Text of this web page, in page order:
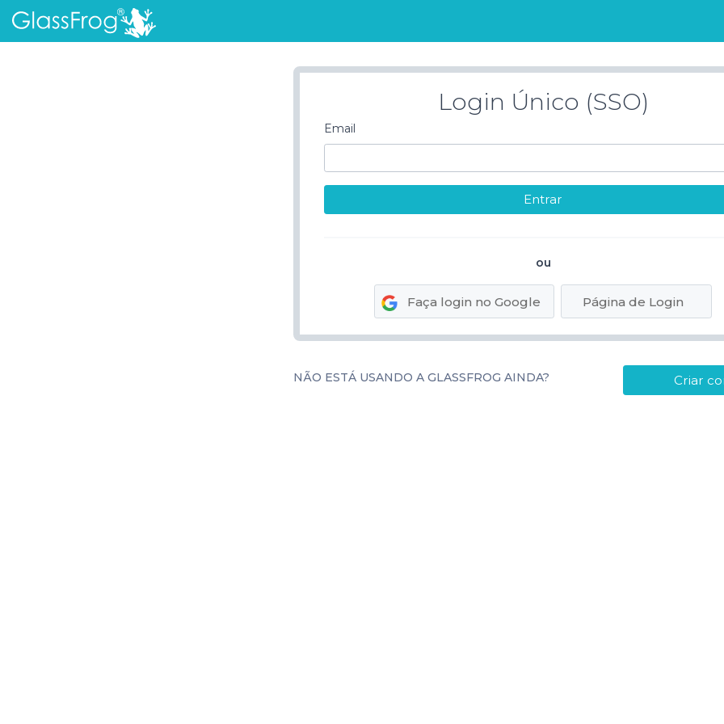
Login Único (SSO)
Email
ou
Faça login no Google Página de Login
NÃO ESTÁ USANDO A GLASSFROG AINDA? Criar